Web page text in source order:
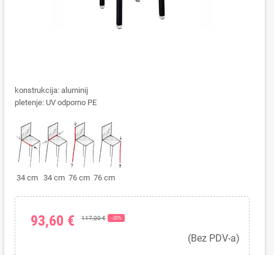
konstrukcija: aluminij
pletenje: UV odporno PE
34 cm 34 cm 76 cm 76 cm
93,60 € 117,00 € −20%
(Bez PDV-a)